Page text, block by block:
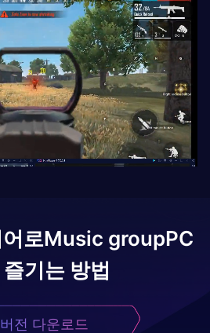
로Music groupPC
기는 방법
전 다운로드